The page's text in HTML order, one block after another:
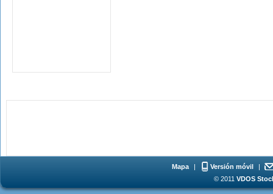
Mapa | Versión móvil
|
© 2011 VDOS